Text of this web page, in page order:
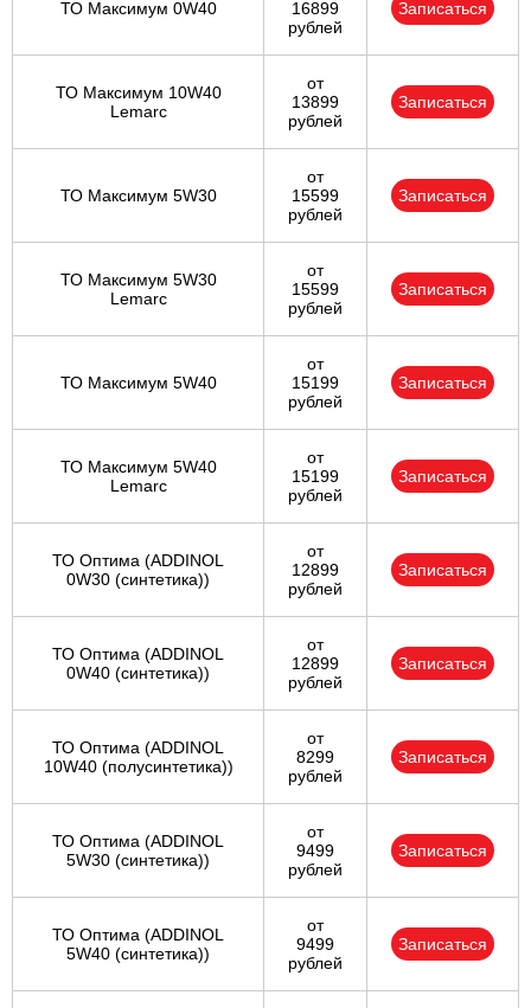
ТО Максимум 0W40
16899
рублей
Записаться
ТО Максимум 10W40
Lemarc
от
13899
рублей
Записаться
ТО Максимум 5W30
от
15599
рублей
Записаться
ТО Максимум 5W30
Lemarc
от
15599
рублей
Записаться
ТО Максимум 5W40
от
15199
рублей
Записаться
ТО Максимум 5W40
Lemarc
от
15199
рублей
Записаться
ТО Оптима (ADDINOL
0W30 (синтетика))
от
12899
рублей
Записаться
ТО Оптима (ADDINOL
0W40 (синтетика))
от
12899
рублей
Записаться
ТО Оптима (ADDINOL
10W40 (полусинтетика))
от
8299
рублей
Записаться
ТО Оптима (ADDINOL
5W30 (синтетика))
от
9499
рублей
Записаться
ТО Оптима (ADDINOL
5W40 (синтетика))
от
9499
рублей
Записаться